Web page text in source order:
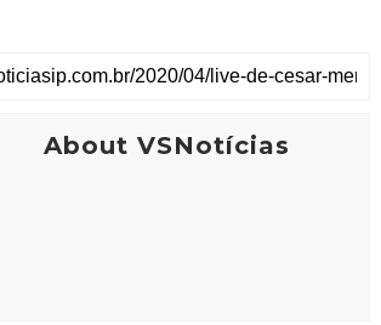
About VSNotícias